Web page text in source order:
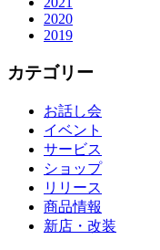
2020
2019
カテゴリー
お話し会
イベント
サービス
ショップ
リリース
商品情報
新店・改装